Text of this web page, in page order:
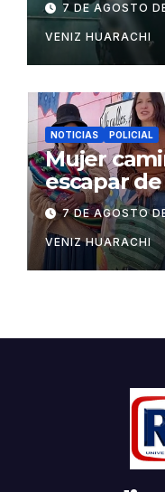
7 DE AGOSTO
VENIZ HUARACHI
NOTICIAS POLICIAL
Mujer
escapar
Potosí
7 DE AGOSTO
VENIZ HUARACHI